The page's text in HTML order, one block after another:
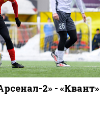
2» - «Квант»